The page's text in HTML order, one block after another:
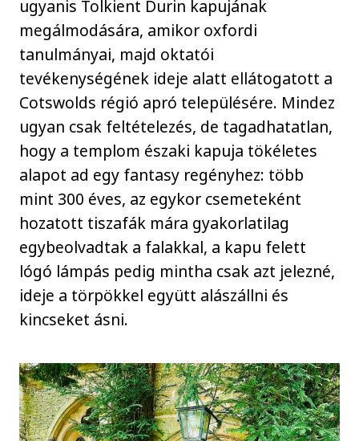
ugyanis Tolkient Durin kapujának
megálmodására, amikor oxfordi
tanulmányai, majd oktatói
tevékenységének ideje alatt ellátogatott a
Cotswolds régió apró településére. Mindez
ugyan csak feltételezés, de tagadhatatlan,
hogy a templom északi kapuja tökéletes
alapot ad egy fantasy regényhez: több
mint 300 éves, az egykor csemeteként
hozatott tiszafák mára gyakorlatilag
egybeolvadtak a falakkal, a kapu felett
lógó lámpás pedig mintha csak azt jelezné,
ideje a törpökkel együtt alászállni és
kincseket ásni.